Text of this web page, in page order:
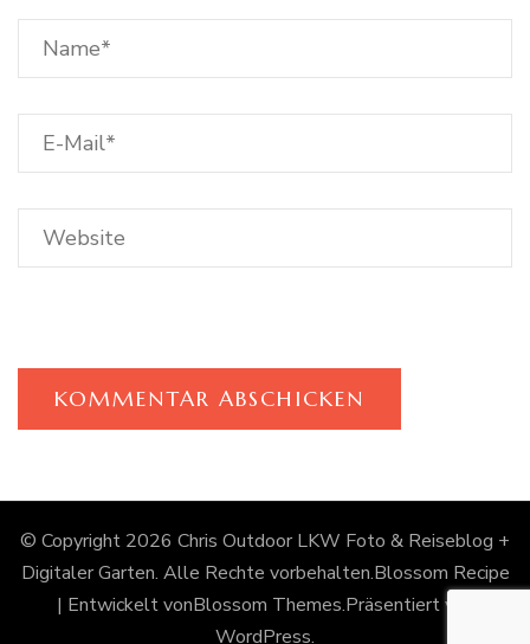
© Copyright 2026 Chris Outdoor LKW Foto & Reiseblog +
Digitaler Garten. Alle Rechte vorbehalten.Blossom Recipe
| Entwickelt vonBlossom Themes.Präsentiert von
WordPress.